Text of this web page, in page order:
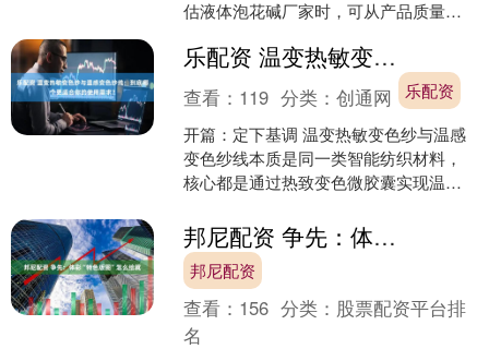
估液体泡花碱厂家时，可从产品质量稳
等维度进行考量，各维度权....
乐配资 温变热敏变色纱与温感变色纱线：到底哪个更适合你的使用需求？
乐配资
查看： 119 分类：创通网
开篇：定下基调 温变热敏变色纱与温感
变色纱线本质是同一类智能纺织材料，
核心都是通过热致变色微胶囊实现温度
服饰、运动户外、文创礼....邦尼配资 争先：体彩“特色版图”怎么绘就
邦尼配资
查看： 156 分类： 股票配资平台排
名